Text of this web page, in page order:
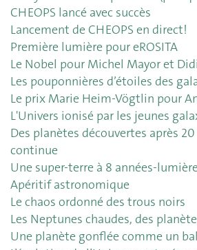
CHEOPS lancé avec succès
Lancement de CHEOPS en direct!
Première lumière pour eROSITA
Le Nobel pour Michel Mayor et
Les pouponnières d’étoiles des
Le prix Marie Heim-Vögtlin pour
L'Univers ionisé par les jeunes
Des planètes découvertes après
continue
Une super-terre à 8 années-lumière
Apéritif astronomique
Le chaos ordonné des trous noirs
Les Neptunes chaudes, des
Une planète gonflée comme un